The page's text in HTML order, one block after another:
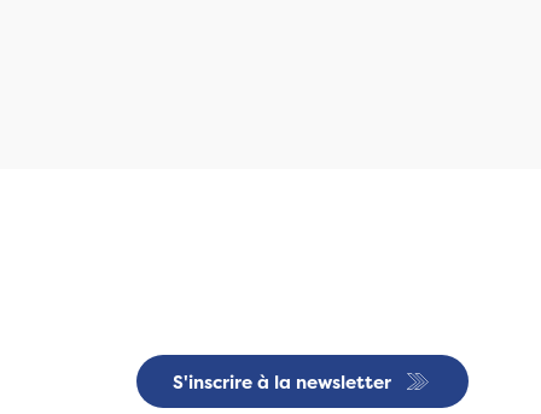
S'inscrire à la newsletter